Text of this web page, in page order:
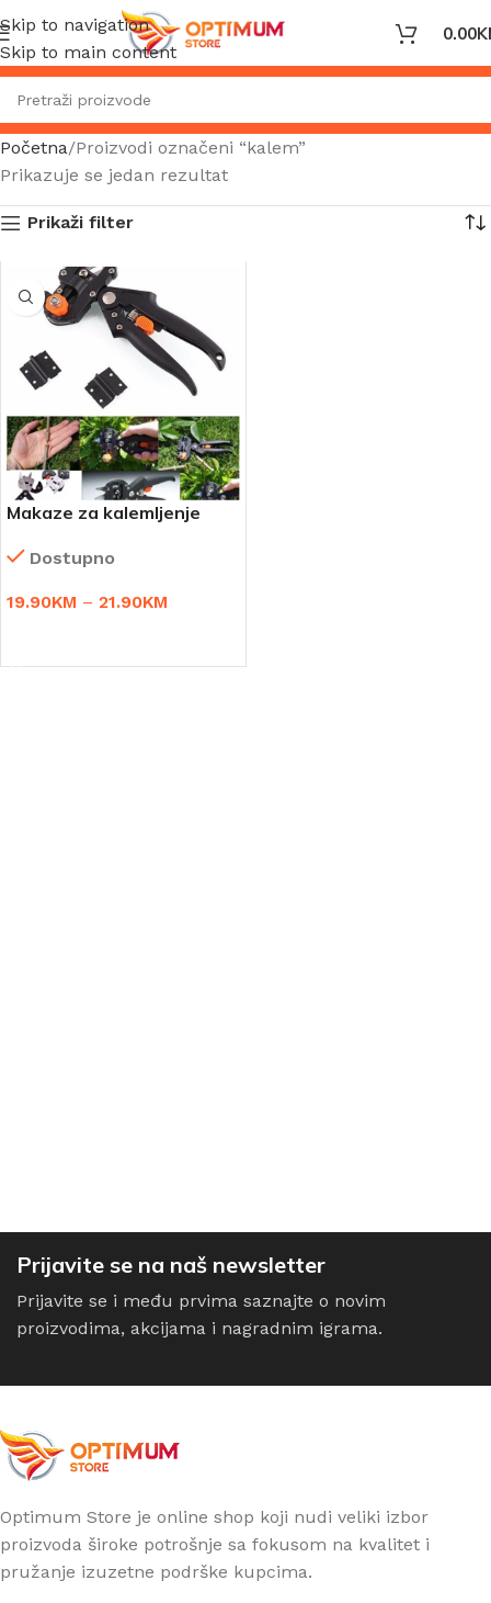
Skip to navigation
Skip to main content
0.00
Početna Proizvodi označeni “kalem”
Prikazuje se jedan rezultat
Prikaži filter
Makaze za kalemljenje
Dostupno
19.90KM – 21.90KM
Prijavite se na naš newsletter
Prijavite se i među prvima saznajte o novim
proizvodima, akcijama i nagradnim igrama.
Optimum Store je online shop koji nudi veliki izbor
proizvoda široke potrošnje sa fokusom na kvalitet i
pružanje izuzetne podrške kupcima.